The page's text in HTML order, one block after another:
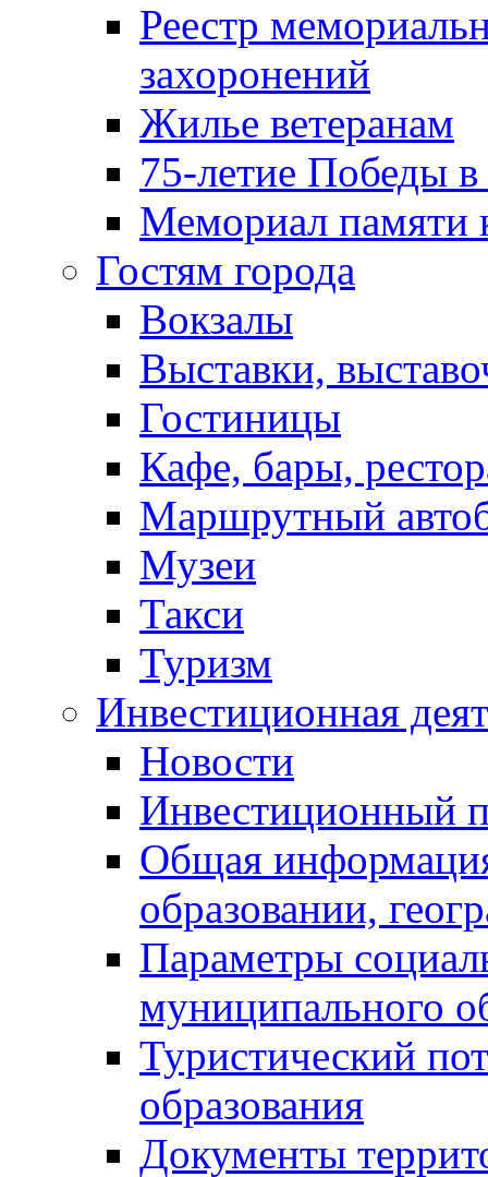
Реестр
захоронений
Жилье ветеранам
75-летие Победы
Мемориал памяти
Гостям города
Вокзалы
Выставки,
Гостиницы
Кафе, бары,
Маршрутный
Музеи
Такси
Туризм
Инвестиционная
Новости
Инвестиционный
Общая
образовании,
Параметры
муниципального
Туристический
образования
Документы